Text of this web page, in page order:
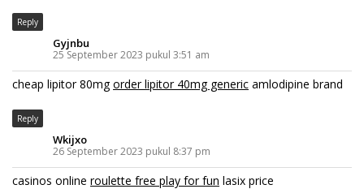
Reply
Gyjnbu
25 September 2023 pukul 3:51 am
cheap lipitor 80mgorder lipitor 40mg generic amlodipine brand
Reply
Wkijxo
26 September 2023 pukul 8:37 pm
casinos online roulette free play for fun lasix price